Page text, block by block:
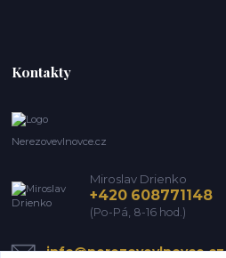
Kontakty
Nerezovevlnovce.cz
Miroslav Drienko
+420 608771148
(Po-Pá, 8-16 hod.)
info@nerezovevlnovce.cz